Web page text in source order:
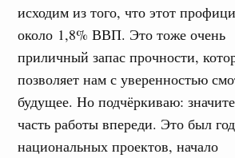
исходим из того, что этот
около 1,8% ВВП. Это тоже очень
приличный запас прочности,
позволяет нам с уверенностью
будущее. Но подчёркиваю:
часть работы впереди. Это был
национальных проектов, начало
и гуманитарные
принял участие в
форума и
хозяйство